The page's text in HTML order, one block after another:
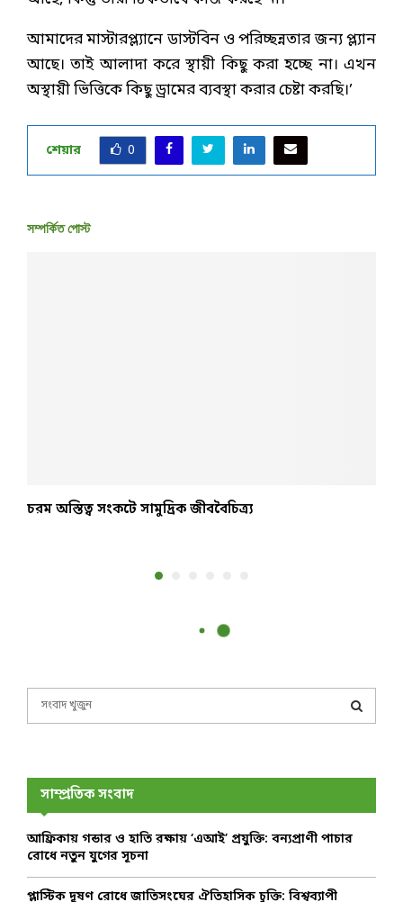
আমাদের মাস্টারপ্ল্যানে ডাস্টবিন ও পরিচ্ছন্নতার জন্য প্ল্যান
আছে। তাই আলাদা করে স্থায়ী কিছু করা হচ্ছে না। এখন
অস্থায়ী ভিত্তিকে কিছু ড্রামের ব্যবস্থা করার চেষ্টা করছি।’
শেয়ার 0
সম্পর্কিত পোস্ট
চরম অস্তিত্ব সংকটে সামুদ্রিক জীববৈচিত্র্য
f
r
E
A
সাম্প্রতিক সংবাদ
আফ্রিকায় গন্ডার ও হাতি রক্ষায় ‘এআই’ প্রযুক্তি: বন্যপ্রাণী পাচার
রোধে নতুন যুগের সূচনা
প্লাস্টিক দূষণ রোধে জাতিসংঘের ঐতিহাসিক চুক্তি: বিশ্বব্যাপী